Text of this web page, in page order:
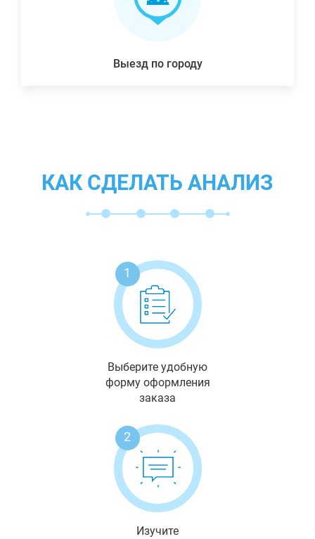
Выезд по городу
КАК СДЕЛАТЬ АНАЛИЗ
1
Выберите удобную
форму оформления
заказа
2
Изучите